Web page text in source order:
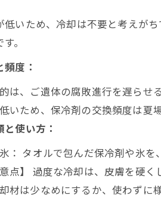
低いため、冷却は不要と考えが
。
度：
は、ご遺体の腐敗進行を遅らせ
いため、保冷剤の交換頻度は夏
使い方：
： タオルで包んだ保冷剤や氷を
意点】 過度な冷却は、皮膚を硬
材は少なめにするか、使わずに